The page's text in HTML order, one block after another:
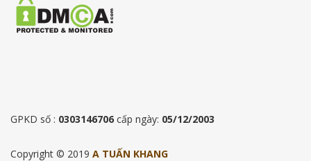
GPKD số : 0303146706 cấp ngày: 05/12/2003
Copyright © 2019 A TUẤN KHANG